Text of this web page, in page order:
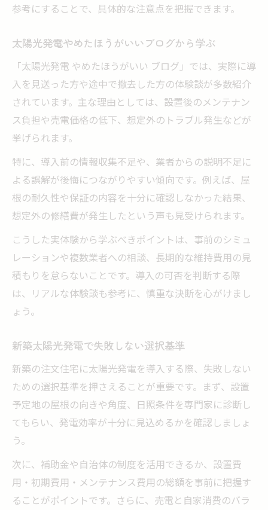
参考にすることで、具体的な注意点を把握できます。
太陽光発電やめたほうがいいブログから学ぶ
「太陽光発電 やめたほうがいい ブログ」では、実際に導
入を見送った方や途中で撤去した方の体験談が多数紹介
されています。主な理由としては、設置後のメンテナン
ス負担や売電価格の低下、想定外のトラブル発生などが
挙げられます。
特に、導入前の情報収集不足や、業者からの説明不足に
よる誤解が後悔につながりやすい傾向です。例えば、屋
根の耐久性や保証の内容を十分に確認しなかった結果、
想定外の修繕費が発生したという声も見受けられます。
こうした実体験から学ぶべきポイントは、事前のシミュ
レーションや複数業者への相談、長期的な維持費用の見
積もりを怠らないことです。導入の可否を判断する際
は、リアルな体験談も参考に、慎重な決断を心がけまし
ょう。
新築太陽光発電で失敗しない選択基準
新築の注文住宅に太陽光発電を導入する際、失敗しない
ための選択基準を押さえることが重要です。まず、設置
予定地の屋根の向きや角度、日照条件を専門家に診断し
てもらい、発電効率が十分に見込めるかを確認しましょ
う。
次に、補助金や自治体の制度を活用できるか、設置費
用・初期費用・メンテナンス費用の総額を事前に把握す
ることがポイントです。さらに、売電と自家消費のバラ